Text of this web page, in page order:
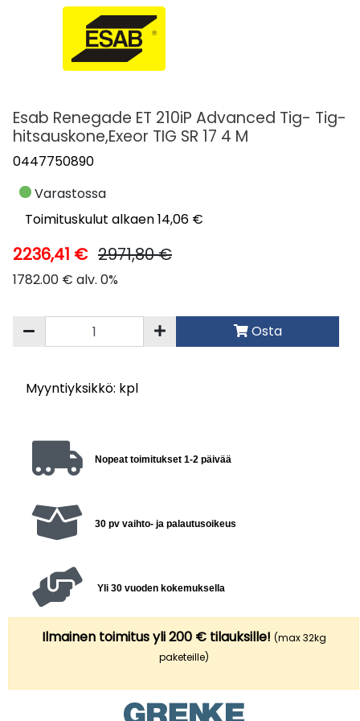
Esab Renegade ET 210iP Advanced Tig- Tig-
hitsauskone,Exeor TIG SR 17 4 M
0447750890
Varastossa
Toimituskulut alkaen 14,06 €
2236,41 € 2971,80 €
1782.00 € alv. 0%
Osta
Myyntiyksikkö: kpl
Nopeat toimitukset 1-2 päivää
30 pv vaihto- ja palautusoikeus
Yli 30 vuoden kokemuksella
Ilmainen toimitus yli 200 € tilauksille! (max 32kg
paketeille)